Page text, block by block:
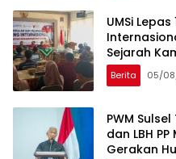
UMSi
Sejarah
Berita 05/
PWM
dan LBH
Gerakan